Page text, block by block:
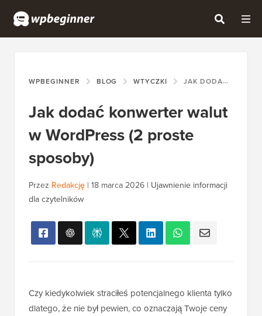
WPBEGINNER BLOG WTYCZKI JAK DODAĆ KONWERTER WALUT W WORDPRESS (2 PROSTE SPOSOBY)
Jak dodać konwerter walut
w WordPress (2 proste
sposoby)
Przez Redakcję | 18 marca 2026 | Ujawnienie informacji
dla czytelników
Czy kiedykolwiek straciłeś potencjalnego klienta tylko
dlatego, że nie był pewien, co oznaczają Twoje ceny